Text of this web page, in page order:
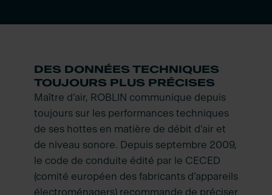
DES DONNÉES TECHNIQUES
TOUJOURS PLUS PRÉCISES
Maître d’air, ROBLIN communique depuis
toujours sur les performances techniques
de ses hottes en matière de débit d’air et
de niveau sonore. Depuis septembre 2009,
le code de conduite édité par le CECED
(comité européen des fabricants d’appareils
électroménagers) recommande de préciser